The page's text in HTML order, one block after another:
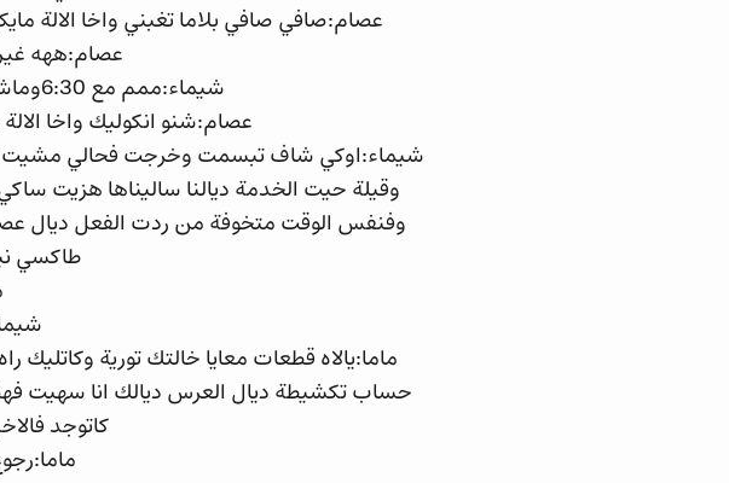
عصام:صافي صافي بلاما تغبني واخا
عصام:ههه
شيماء:ممم مع 6:30وماشي بطوموبيل جيب سكوتر ديال داك نهار تافقنا
عصام:شنو انكوليك واخا
شيماء:اوكي شاف تبسمت وخرجت فحالي مشيت
وقيلة حيت الخدمة ديالنا ساليناها هزيت
وفنفس الوقت متخوفة من ردت الفعل ديال
طاكسي
ماما:يالاه قطعات معايا خالتك تورية
حساب تكشيطة ديال العرس ديالك انا سهيت
كاتوجد